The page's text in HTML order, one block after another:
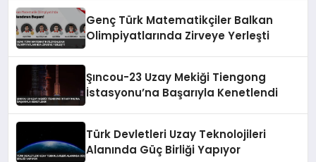
Genç Türk Matematikçiler Balkan
Olimpiyatlarında Zirveye Yerleşti
Şıncou-23 Uzay Mekiği Tiengong
İstasyonu’na Başarıyla Kenetlendi
Türk Devletleri Uzay Teknolojileri
Alanında Güç Birliği Yapıyor